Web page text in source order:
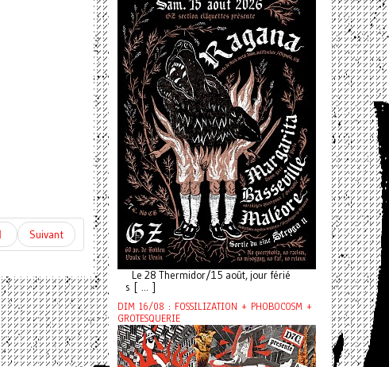
Suivant
Le 28 Thermidor/15 août, jour férié
s [ ... ]
DIM 16/08 : FOSSILIZATION + PHOBOCOSM +
GROTESQUERIE